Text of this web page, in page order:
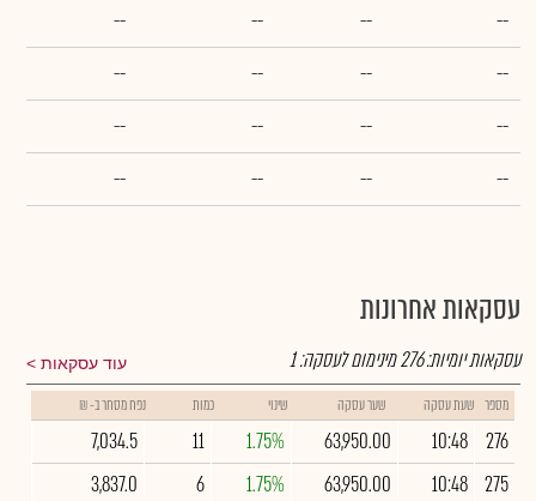
--
--
--
--
--
--
--
--
--
--
--
--
--
--
--
--
עסקאות אחרונות
עוד עסקאות עסקאות יומיות:276מינימום לעסקה:1
מספר שעת עסקה שער עסקה שינוי כמות נפח מסחר ב- ₪
276
10:48
63,950.00
1.75%
11
7,034.5
275
10:48
63,950.00
1.75%
6
3,837.0